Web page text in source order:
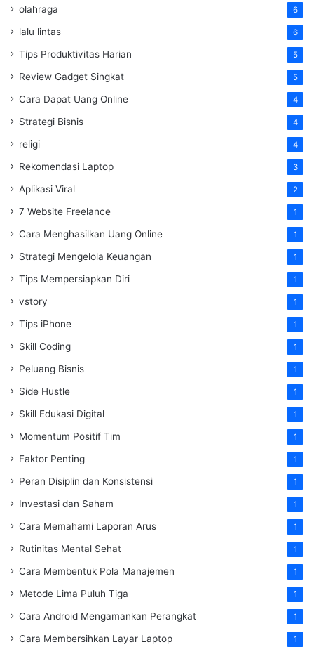
olahraga 6
lalu lintas 6
Tips Produktivitas Harian 5
Review Gadget Singkat 5
Cara Dapat Uang Online 4
Strategi Bisnis 4
religi 4
Rekomendasi Laptop 3
Aplikasi Viral 2
7 Website Freelance 1
Cara Menghasilkan Uang Online 1
Strategi Mengelola Keuangan 1
Tips Mempersiapkan Diri 1
vstory 1
Tips iPhone 1
Skill Coding 1
Peluang Bisnis 1
Side Hustle 1
Skill Edukasi Digital 1
Momentum Positif Tim 1
Faktor Penting 1
Peran Disiplin dan Konsistensi 1
Investasi dan Saham 1
Cara Memahami Laporan Arus 1
Rutinitas Mental Sehat 1
Cara Membentuk Pola Manajemen 1
Metode Lima Puluh Tiga 1
Cara Android Mengamankan Perangkat 1
Cara Membersihkan Layar Laptop 1